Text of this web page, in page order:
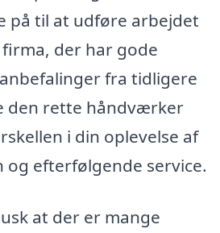
på til at udføre arbejdet
der har gode
fra tidligere
den rette håndværker
i din oplevelse af
og efterfølgende service.
at der er mange